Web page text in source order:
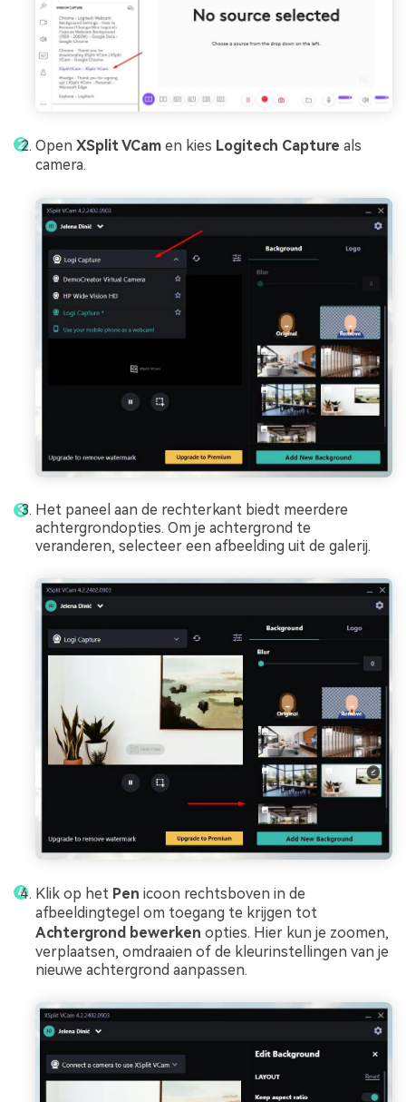
Open XSplit VCam en kies Logitech Capture als
camera.
Het paneel aan de rechterkant biedt meerdere
achtergrondopties. Om je achtergrond te
veranderen, selecteer een afbeelding uit de galerij.
Klik op het Pen icoon rechtsboven in de
afbeeldingtegel om toegang te krijgen tot
Achtergrond bewerken opties. Hier kun je zoomen,
verplaatsen, omdraaien of de kleurinstellingen van je
nieuwe achtergrond aanpassen.